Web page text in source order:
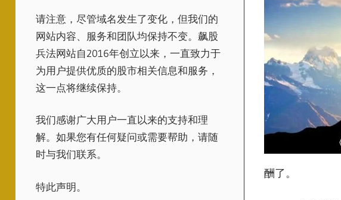
酬了。
请注意，尽管域名发生了变化，但我们的
网站内容、服务和团队均保持不变。飙股
兵法网站自2016年创立以来，一直致力于
为用户提供优质的股市相关信息和服务，
这一点将继续保持。
我们感谢广大用户一直以来的支持和理
解。如果您有任何疑问或需要帮助，请随
时与我们联系。
特此声明。